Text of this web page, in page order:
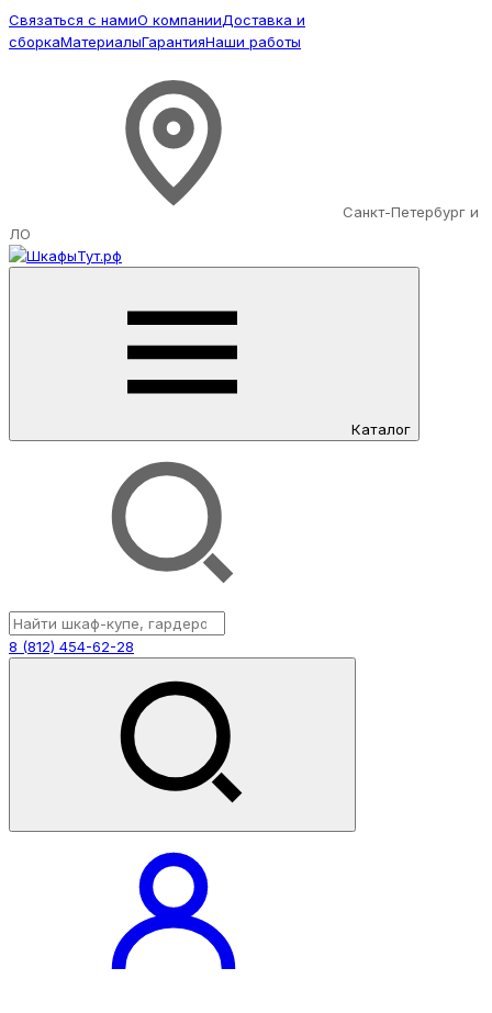
Связаться с намиО компанииДоставка и
сборкаМатериалыГарантияНаши работы
Санкт-Петербург и
ЛО
Каталог
8 (812) 454-62-28